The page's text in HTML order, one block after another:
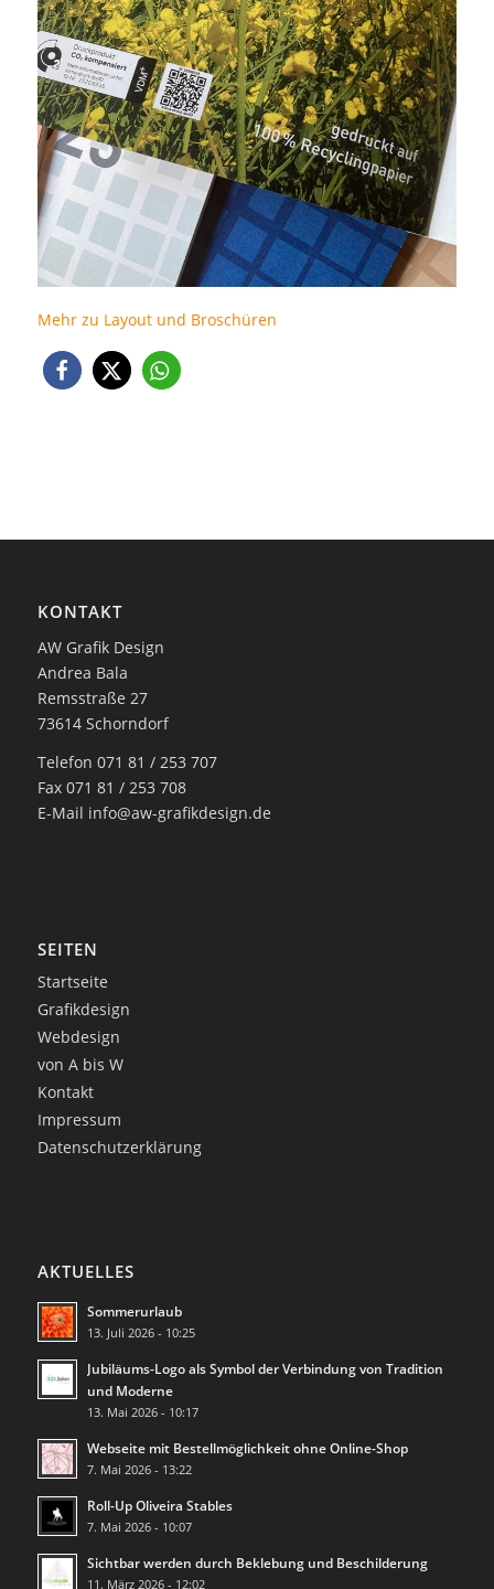
Mehr zu Layout und Broschüren
KONTAKT
AW Grafik Design
Andrea Bala
Remsstraße 27
73614 Schorndorf
Telefon 071 81 / 253 707
Fax 071 81 / 253 708
E-Mail info@aw-grafikdesign.de
SEITEN
Startseite
Grafikdesign
Webdesign
von A bis W
Kontakt
Impressum
Datenschutzerklärung
AKTUELLES
Sommerurlaub
13. Juli 2026 - 10:25
Jubiläums-Logo als Symbol der Verbindung von Tradition
und Moderne
13. Mai 2026 - 10:17
Webseite mit Bestellmöglichkeit ohne Online-Shop
7. Mai 2026 - 13:22
Roll-Up Oliveira Stables
7. Mai 2026 - 10:07
Sichtbar werden durch Beklebung und Beschilderung
11. März 2026 - 12:02